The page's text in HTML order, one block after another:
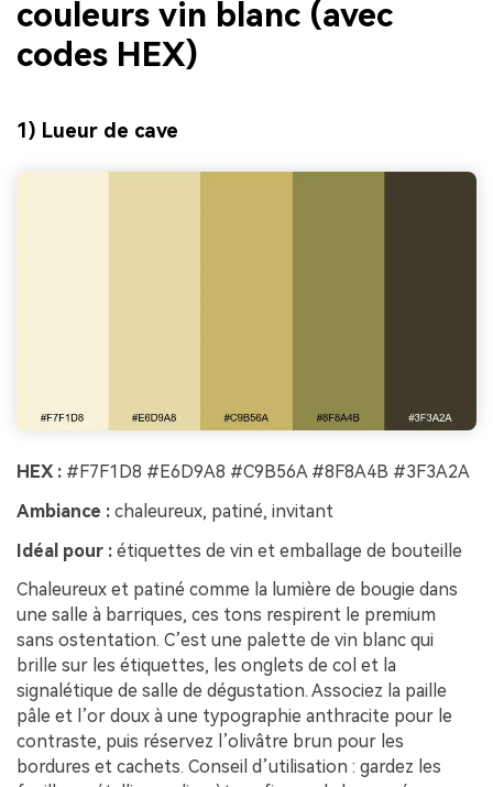
couleurs vin blanc (avec
codes HEX)
1) Lueur de cave
HEX : #F7F1D8 #E6D9A8 #C9B56A #8F8A4B #3F3A2A
Ambiance : chaleureux, patiné, invitant
Idéal pour : étiquettes de vin et emballage de bouteille
Chaleureux et patiné comme la lumière de bougie dans
une salle à barriques, ces tons respirent le premium
sans ostentation. C’est une palette de vin blanc qui
brille sur les étiquettes, les onglets de col et la
signalétique de salle de dégustation. Associez la paille
pâle et l’or doux à une typographie anthracite pour le
contraste, puis réservez l’olivâtre brun pour les
bordures et cachets. Conseil d’utilisation : gardez les